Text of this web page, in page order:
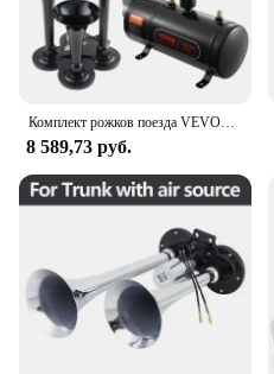
Комплект рожков поезда VEVOR, 4 комплекта воздушных рожков для трубы, 150 дБ, поездные рожки для пикапов
8 589,73 руб.